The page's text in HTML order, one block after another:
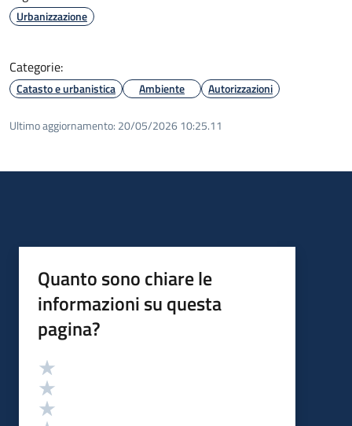
Urbanizzazione
Categorie:
Catasto e urbanistica Ambiente Autorizzazioni
Ultimo aggiornamento: 20/05/2026 10:25.11
Quanto sono chiare le
informazioni su questa
pagina?
Valutazione